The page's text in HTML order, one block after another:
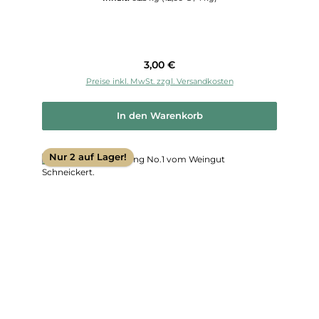
Regulärer Preis:
3,00 €
Preise inkl. MwSt. zzgl. Versandkosten
In den Warenkorb
Nur 2 auf Lager!